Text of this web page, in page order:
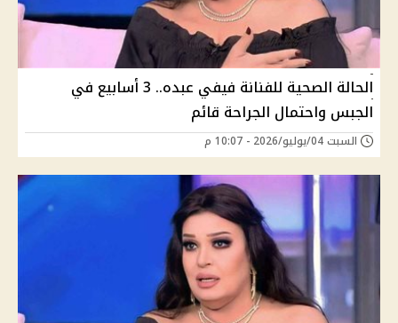
الحالة الصحية للفنانة فيفي عبده.. 3 أسابيع في
الجبس واحتمال الجراحة قائم
السبت 04/يوليو/2026 - 10:07 م